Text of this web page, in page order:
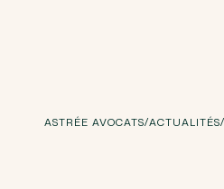
ASTRÉE AVOCATS/ACTUALITÉS/